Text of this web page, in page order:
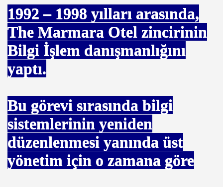
1992 – 1998 yılları arasında,
The Marmara Otel zincirinin
Bilgi İşlem danışmanlığını
yaptı.
Bu görevi sırasında bilgi
sistemlerinin yeniden
düzenlenmesi yanında üst
yönetim için o zamana göre